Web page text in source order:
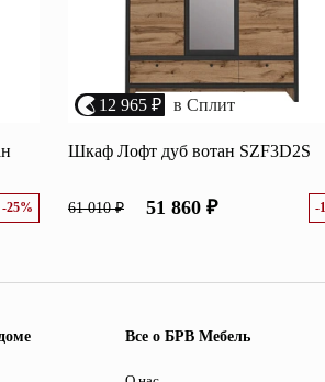
Узкие комоды
Обувные
-25%
12 965 ₽ в Сплит
Шкаф Лофт дуб вотан SZF3D2S
61 010 ₽ 51 860 ₽ -
Все о БРВ Мебель